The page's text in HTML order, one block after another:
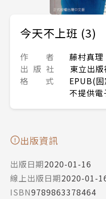
今天不上班 (3)
作 者
藤村真理
出 版 社
東立出版
格 式
EPUB(
不提供
出版資訊
出版日期2020-01-16
線上出版日期2020-01-
ISBN9789863378464